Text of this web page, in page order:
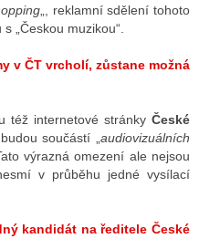
„, reklamní sdělení tohoto
„Českou muzikou“.
v ČT vrcholí, zůstane možná
též internetové stránky České
součástí „ audiovizuálních
výrazná omezení ale nejsou
v průběhu jedné vysílací
kandidát na ředitele České